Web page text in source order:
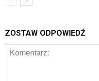
ZOSTAW ODPOWIEDŹ